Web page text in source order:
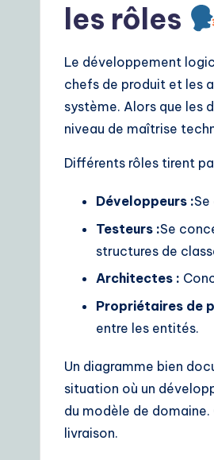
les rôles
Le développement
chefs de produit et les
système. Alors que les
niveau de maîtrise
Différents rôles tirent
Développeurs :
Testeurs :Se
structures de
Architectes :
Propriétaires de
entre les entités.
Un diagramme bien
situation où un
du modèle de
livraison.